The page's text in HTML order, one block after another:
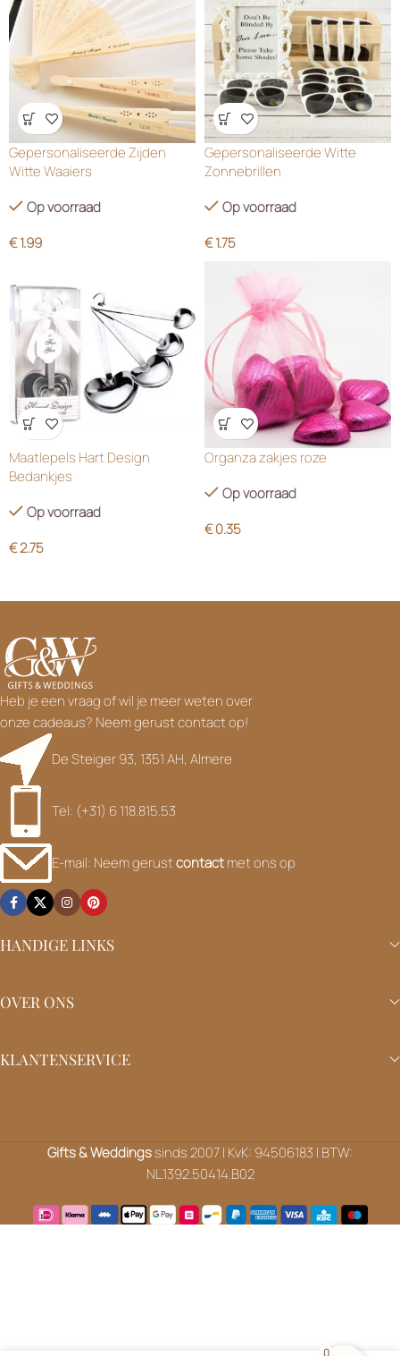
Wensenlijst
Gepersonaliseerde Zijden
Witte Waaiers
Op voorraad
€1.99
Wensenlijst
Gepersonaliseerde Witte
Zonnebrillen
Op voorraad
€1.75
Wensenlijst
Maatlepels Hart Design
Bedankjes
Op voorraad
€2.75
Wensenlijst
Organza zakjes roze
Op voorraad
€0.35
Heb je een vraag of wil je meer weten over
onze cadeaus? Neem gerust contact op!
De Steiger 93, 1351 AH, Almere
Tel: (+31) 6 118.815.53
E-mail: Neem gerustcontactmet ons op
HANDIGE LINKS
OVER ONS
KLANTENSERVICE
Gifts & Weddingssinds 2007 | KvK: 94506183 | BTW:
NL.1392.50414.B02
0